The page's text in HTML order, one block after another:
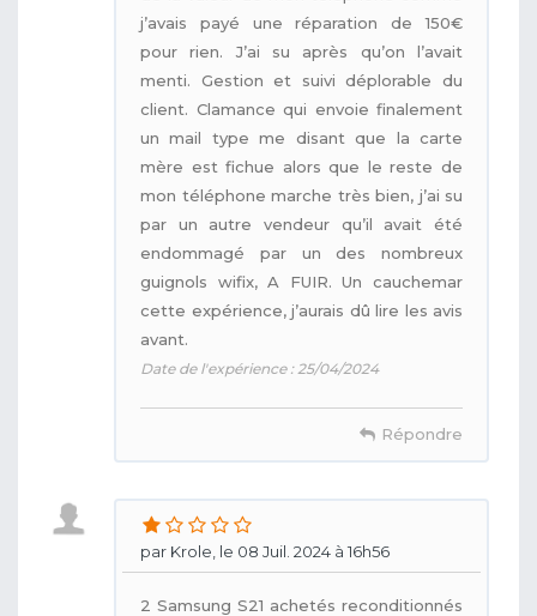
j’avais payé une réparation de 150€
pour rien. J’ai su après qu’on l’avait
menti. Gestion et suivi déplorable du
client. Clamance qui envoie finalement
un mail type me disant que la carte
mère est fichue alors que le reste de
mon téléphone marche très bien, j’ai su
par un autre vendeur qu’il avait été
endommagé par un des nombreux
guignols wifix, A FUIR. Un cauchemar
cette expérience, j’aurais dû lire les avis
avant.
Date de l'expérience : 25/04/2024
Répondre
par Krole, le 08 Juil. 2024 à 16h56
2 Samsung S21 achetés reconditionnés